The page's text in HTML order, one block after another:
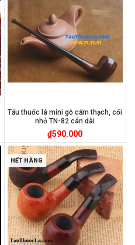
Tẩu thuốc lá mini gỗ cẩm thạch, cối
nhỏ TN-82 cán dài
₫590.000
HẾT HÀNG